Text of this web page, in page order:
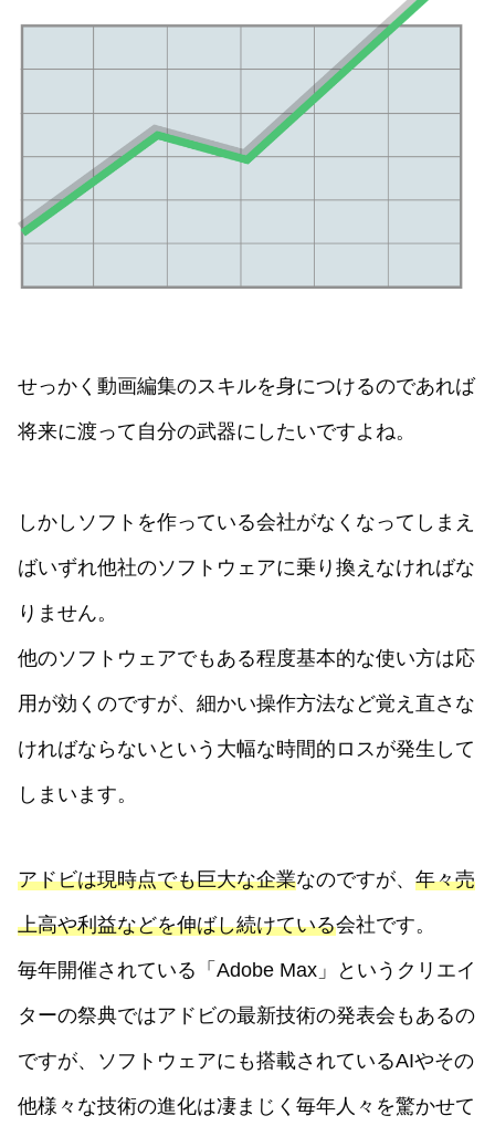
せっかく動画編集のスキルを身につけるのであれば
将来に渡って自分の武器にしたいですよね。
しかしソフトを作っている会社がなくなってしまえ
ばいずれ他社のソフトウェアに乗り換えなければな
りません。
他のソフトウェアでもある程度基本的な使い方は応
用が効くのですが、細かい操作方法など覚え直さな
ければならないという大幅な時間的ロスが発生して
しまいます。
アドビは現時点でも巨大な企業なのですが、 年々売
上高や利益などを伸ばし続けている会社です。
毎年開催されている「Adobe Max」というクリエイ
ターの祭典ではアドビの最新技術の発表会もあるの
ですが、ソフトウェアにも搭載されているAIやその
他様々な技術の進化は凄まじく毎年人々を驚かせて